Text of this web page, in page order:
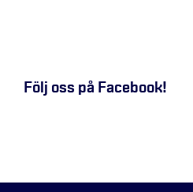
Följ oss på Facebook!